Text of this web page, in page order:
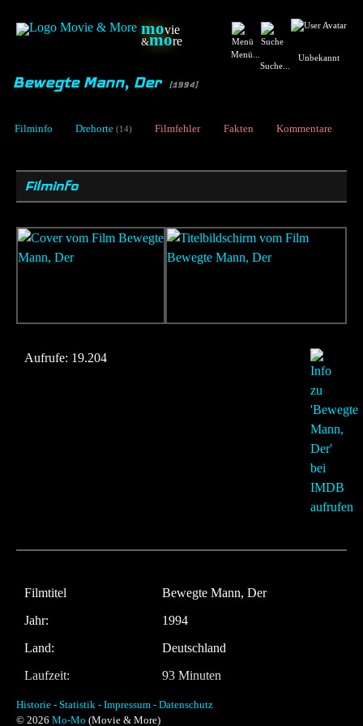
movie
&more
Menü...
Suche...
Unbekannt
Bewegte Mann, Der [1994]
Filminfo Drehorte (14) Filmfehler Fakten Kommentare
Filminfo
Aufrufe: 19.204
Filmtitel
Bewegte Mann, Der
Jahr:
1994
Land:
Deutschland
Laufzeit:
93 Minuten
Regie
Sönke Wortmann
Historie - Statistik - Impressum - Datenschutz
© 2026 Mo-Mo (Movie & More)